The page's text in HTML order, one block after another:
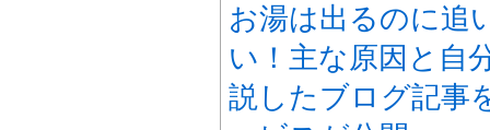
お湯は出るのに追
い！主な原因と自
説したブログ記事